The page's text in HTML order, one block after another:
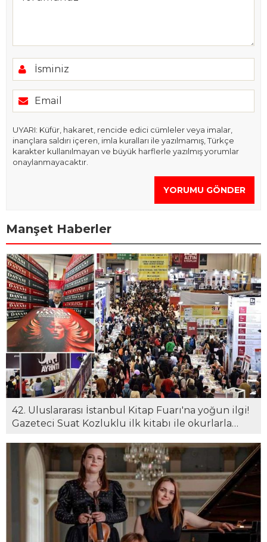
UYARI: Küfür, hakaret, rencide edici cümleler veya imalar,
inançlara saldırı içeren, imla kuralları ile yazılmamış, Türkçe
karakter kullanılmayan ve büyük harflerle yazılmış yorumlar
onaylanmayacaktır.
YORUMU GÖNDER
Manşet Haberler
42. Uluslararası İstanbul Kitap Fuarı'na yoğun ilgi!
Gazeteci Suat Kozluklu ilk kitabı ile okurlarla